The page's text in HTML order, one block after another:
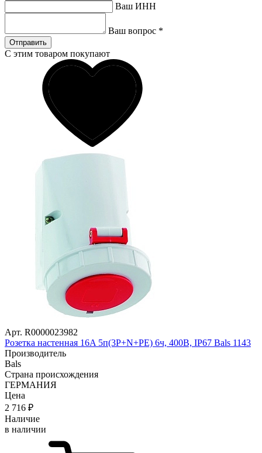
Ваш ИНН
Ваш вопрос *
Отправить
С этим товаром покупают
Арт. R0000023982
Розетка настенная 16A 5п(3P+N+PE) 6ч, 400В, IP67 Bals 1143
Производитель
Bals
Страна происхождения
ГЕРМАНИЯ
Цена
2 716 ₽
Наличие
в наличии